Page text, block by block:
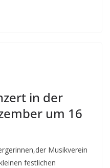
in der
um 16
Musikverein
festlichen